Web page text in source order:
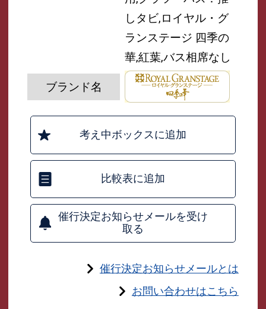
しタビ,ロイヤル・グ
ランステージ 四季の
華,紅葉,バス相席なし
ブランド名
考え中ボックスに追加
比較表に追加
催行決定お知らせメールを受け
取る
催行決定お知らせメールとは
お問い合わせはこちら